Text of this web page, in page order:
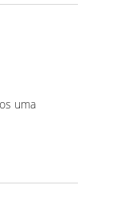
uma